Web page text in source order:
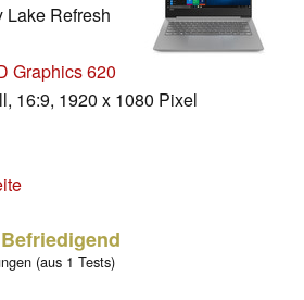
Lake Refresh
Graphics 620
16:9, 1920 x 1080 Pixel
(aus 1 Tests)